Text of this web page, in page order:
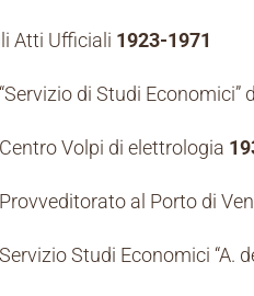
Atti Ufficiali 1923-1971
di Studi
Volpi di elettrologia
al Porto di
Studi Economici “A.